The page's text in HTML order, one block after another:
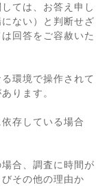
ては、お答え申し
ない）と判断せざ
回答をご容赦いた
環境で操作されて
ります。
存している場合
合、調査に時間が
その他の理由か